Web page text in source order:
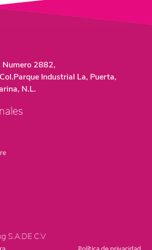
Numero 2882,
Industrial La, Puerta,
N.L.
S.A.DE C.V